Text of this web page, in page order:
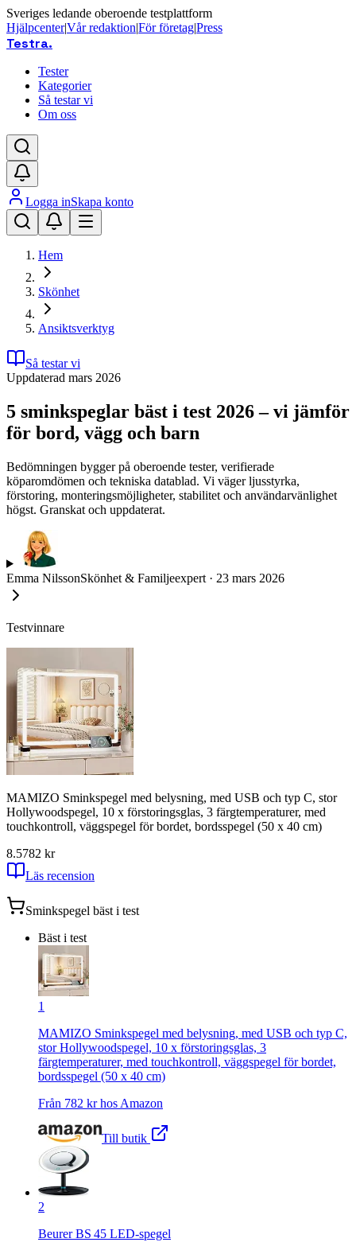
Sveriges ledande oberoende testplattform
Hjälpcenter|Vår redaktion|För företag|Press
Testra.
Tester
Kategorier
Så testar vi
Om oss
Logga inSkapa konto
Hem
Skönhet
Ansiktsverktyg
Så testar vi
Uppdaterad mars 2026
5 sminkspeglar bäst i test 2026 – vi jämför
för bord, vägg och barn
Bedömningen bygger på oberoende tester, verifierade
köparomdömen och tekniska datablad. Vi väger ljusstyrka,
förstoring, monteringsmöjligheter, stabilitet och användarvänlighet
högst. Granskat och uppdaterat.
Emma NilssonSkönhet & Familjeexpert · 23 mars 2026
Testvinnare
MAMIZO Sminkspegel med belysning, med USB och typ C, stor
Hollywoodspegel, 10 x förstoringsglas, 3 färgtemperaturer, med
touchkontroll, väggspegel för bordet, bordsspegel (50 x 40 cm)
8.5782 kr
Läs recension
Sminkspegel bäst i test
Bäst i test
1
MAMIZO Sminkspegel med belysning, med USB och typ C,
stor Hollywoodspegel, 10 x förstoringsglas, 3
färgtemperaturer, med touchkontroll, väggspegel för bordet,
bordsspegel (50 x 40 cm)
Från 782 kr hos Amazon
Till butik
2
Beurer BS 45 LED-spegel